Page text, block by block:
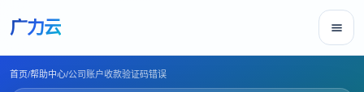
广力云
首页/帮助中心/公司账户收款验证码错误